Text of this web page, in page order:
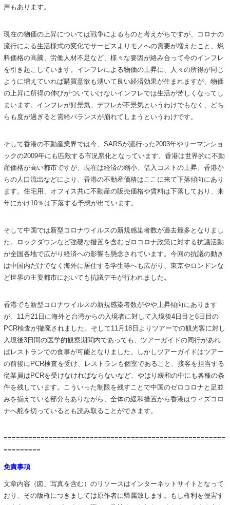
声もあります。
現在の物価の上昇については戦争によるものと考えがちですが、コロナの
流行による生活様式の変化でサービスよりモノへの需要が増えたこと、燃
料価格の高騰、労働人材不足など、様々な要因が絡み合って今のインフレ
を引き起こしています。インフレによる物価の上昇に、人々の所得が同じ
ように増えていれば購買意欲も湧いて良い経済効果が生まれますが、物価
の上昇に所得の伸びがついていけないインフレでは生活が苦しくなってし
まいます。インフレが好景気、デフレが不景気というわけでもなく、どち
らも度が過ぎると需給バランスが崩れてしまうというわけです。
そして香港の不動産業界では今、SARSが流行った2003年やリーマンショ
ックの2009年にも匹敵する市況悪化となっています。香港は世界的に不動
産価格が高い都市ですが、現在は経済の縮小、借入コストの上昇、香港か
らの人口流出などにより、香港の不動産価格はここに来て下落傾向にあり
ます。住宅用、オフィス共に不動産の販売価格や賃料は下落しており、来
年にかけ10％は下落する予想が出ています。
そして中国では新型コロナウイルスの新規感染者数が過去最多となりまし
た。ロックダウンなど強硬な措置を含むゼロコロナ政策に対する抗議活動
が全国各地で広がり経済への影響も懸念されています。今回の抗議の動き
は中国内だけでなく海外に居住する学生等へも広がり、東京やロンドンな
ど世界の主要都市においても抗議デモが行われました。
香港でも新型コロナウイルスの新規感染者数がやや上昇傾向にあります
が、11月21日に海外と台湾からの入境者に対して入境後4日目と6日目の
PCR検査が撤廃されました。そして11月18日よりツアーでの観光客に対し
入境後3日間の医学的観察期間内であっても、ツアーガイドの同行があれ
ばレストランでの食事が可能となりました。しかしツアーガイドはツアー
の前後にPCR検査を受け、レストランも個室であること、接客を担当する
従業員はPCRを受けなければならないなど、やはり緩和の中にも各種の条
件を残しています。こういった制限を残すことで中国のゼロコロナと足並
みを揃えている部分もありながら、全体の緩和措置から香港はウィズコロ
ナへ舵を切っているとも読み取ることができます。
======================================================
=========
免責事項
文章内容（図、写真を含む）のリソースはインターネットサイトとなって
おり、その版権につきましては原作者に帰属致します。もし権利を侵害す